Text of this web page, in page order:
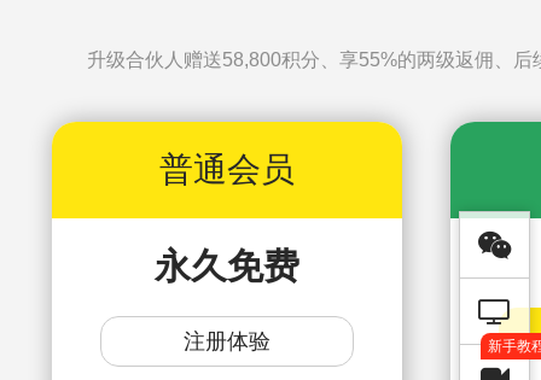
升级合伙人 赠送58,800积分、享55%的两级返佣、后
普通会员
永久免费
注册体验 新手教